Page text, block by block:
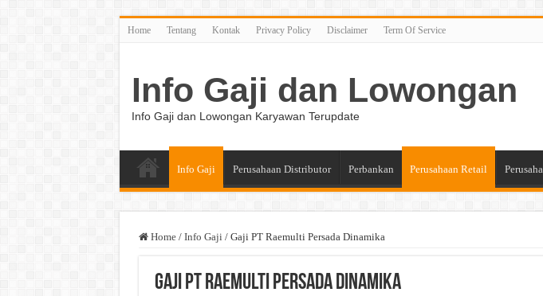
Home Tentang Kontak Privacy Policy Disclaimer Term Of Service
Info Gaji dan Lowongan
Info Gaji dan Lowongan Karyawan Terupdate
Info Gaji Perusahaan Distributor Perbankan Perusahaan Retail
Home / Info Gaji / Gaji PT Raemulti Persada Dinamika
Gaji PT Raemulti Persada Dinamika